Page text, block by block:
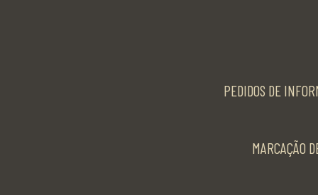
PEDIDOS DE
MARCAÇÃO